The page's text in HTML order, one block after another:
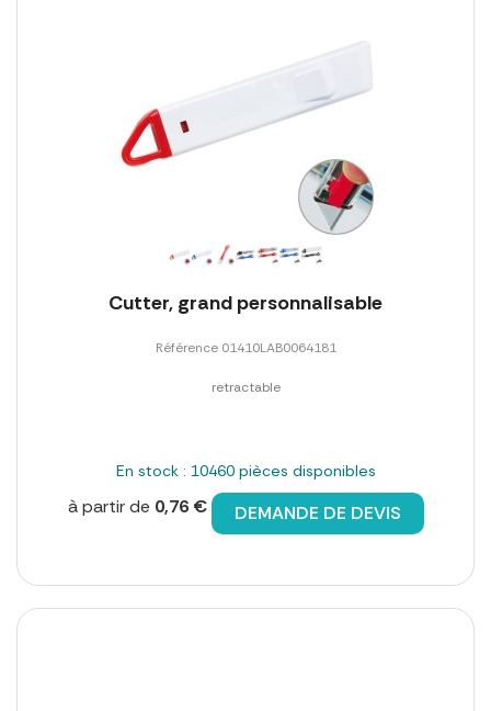
Cutter, grand personnalisable
Référence 01410LAB0064181
retractable
En stock : 10460 pièces disponibles
à partir de 0,76 € DEMANDE DE DEVIS